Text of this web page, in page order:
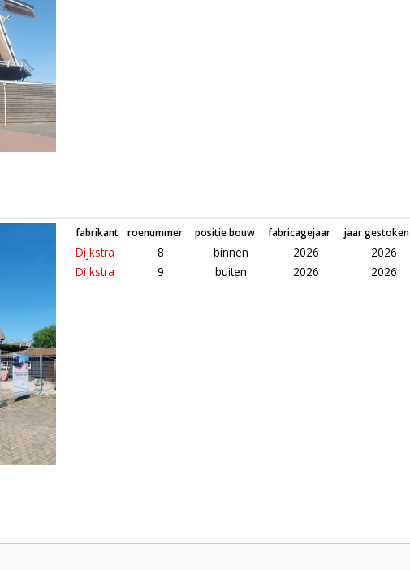
fabrikant roenummer positie bouw fabricagejaar jaar gestoken
Dijkstra 8 binnen 2026 2026
Dijkstra
9 buiten 2026 2026